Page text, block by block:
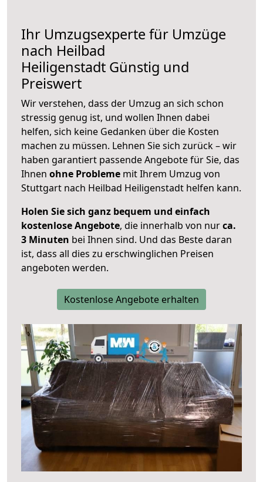
Ihr Umzugsexperte für Umzüge
nach Heilbad
Heiligenstadt Günstig und
Preiswert
Wir verstehen, dass der Umzug an sich schon
stressig genug ist, und wollen Ihnen dabei
helfen, sich keine Gedanken über die Kosten
machen zu müssen. Lehnen Sie sich zurück – wir
haben garantiert passende Angebote für Sie, das
Ihnen ohne Probleme mit Ihrem Umzug von
Stuttgart nach Heilbad Heiligenstadt helfen kann.
Holen Sie sich ganz bequem und einfach
kostenlose Angebote, die innerhalb von nurca.
3 Minuten bei Ihnen sind. Und das Beste daran
ist, dass all dies zu erschwinglichen Preisen
angeboten werden.
Kostenlose Angebote erhalten